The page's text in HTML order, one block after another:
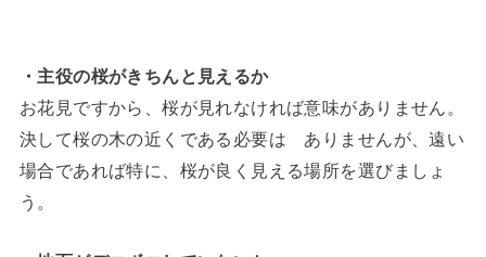
・主役の桜がきちんと見えるか
お花見ですから、桜が見れなければ意味がありません。
決して桜の木の近くである必要は ありませんが、遠い
場合であれば特に、桜が良く見える場所を選びましょ
う。